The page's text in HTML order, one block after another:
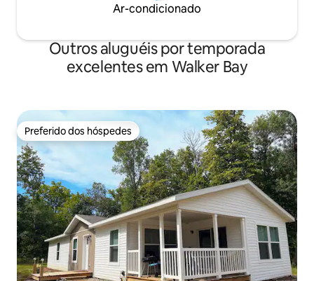
Ar-condicionado
Outros aluguéis por temporada
excelentes em Walker Bay
Preferido dos hóspedes
Preferido dos hóspedes